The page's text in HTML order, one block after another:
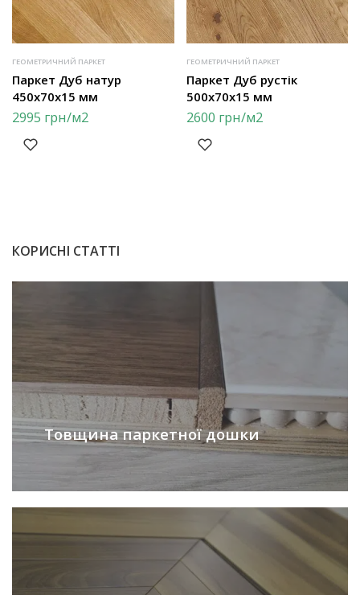
ГЕОМЕТРИЧНИЙ ПАРКЕТ
Паркет Дуб натур
450х70х15 мм
2995 грн/м2
ГЕОМЕТРИЧНИЙ ПАРКЕТ
Паркет Дуб рустік
500х70х15 мм
2600 грн/м2
КОРИСНІ СТАТТІ
Товщина паркетної дошки